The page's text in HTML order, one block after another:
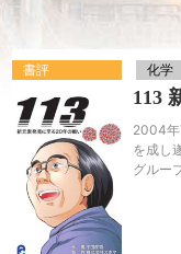
書評 化学
113
2004年
を成し
グルー